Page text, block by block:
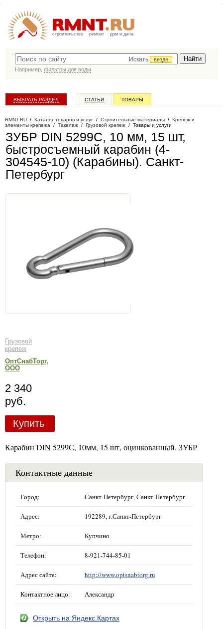
строительство ремонт дом и дача
Искать
везде
Например, фильтры для воды
ВЫБРАТЬ РАЗДЕЛ СТАТЬИ ТОВАРЫ
RMNT.RU / Каталог товаров и услуг / Строительные материалы / Крепеж и
элементы крепежа / Такелаж / Грузовой крепеж / Товары и услуги
ЗУБР DIN 5299C, 10 мм, 15 шт,
быстросъемный карабин (4-
304545-10) (Карабины). Санкт-
Петербург
Грузовой
крепеж
ОптСнабТорг,
ООО
2 340
руб.
Купить
Карабин DIN 5299С, 10мм, 15 шт, оцинкованный, ЗУБР
Контактные данные
Город: Санкт-Петербург, Санкт-Петербург
Адрес: 192289, г.Санкт-Петербург
Метро: Купчино
Телефон: 8-921-744-85-01
Адрес сайта: http://www.optsnabtorg.ru
Контактное лицо: Александр
Открыть на Яндекс.Картах